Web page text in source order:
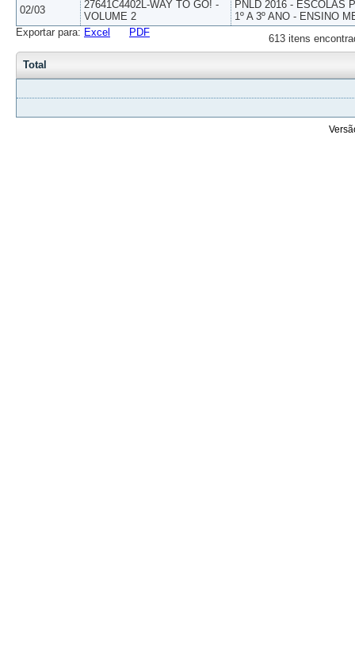
02/03
27641C4402L-WAY TO GO! -
VOLUME 2
PNLD 2016 - ESCOLAS
1º A 3º ANO - ENSINO
613 itens
Exportar para: Excel PDF
Total